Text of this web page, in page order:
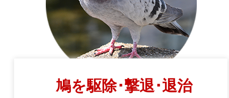
鳩を駆除･撃退･退治